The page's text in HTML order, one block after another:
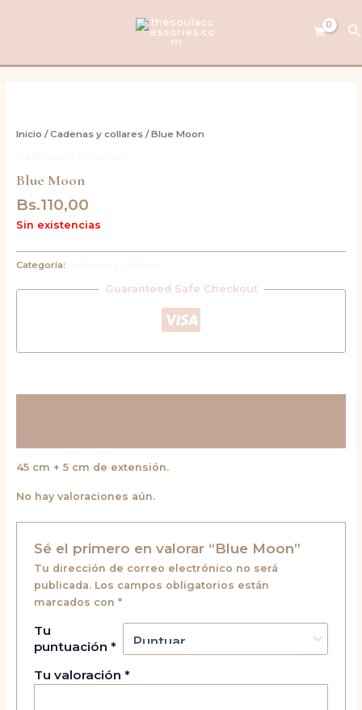
Inicio /Cadenas y collares/ Blue Moon
Blue Moon
Bs.110,00
Sin existencias
Categoría:
Guaranteed Safe Checkout
45 cm + 5 cm de extensión.
No hay valoraciones aún.
Sé el primero en valorar “Blue Moon”
Tu dirección de correo electrónico no será
publicada. Los campos obligatorios están
marcados con *
Tu
puntuación *
Tu valoración *